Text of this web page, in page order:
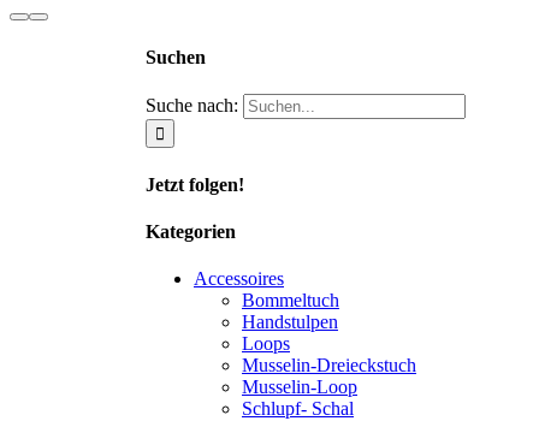
Suchen
Suche nach:
Jetzt folgen!
Kategorien
Accessoires
Bommeltuch
Handstulpen
Loops
Musselin-Dreieckstuch
Musselin-Loop
Schlupf- Schal